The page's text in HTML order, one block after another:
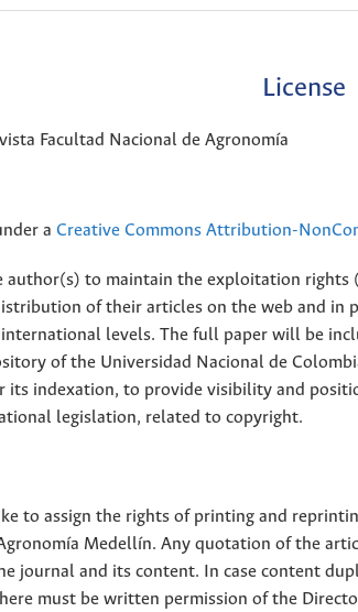
License
Facultad Nacional de Agronomía
a Creative Commons Attribution-
author(s) to maintain the exploitation
of their articles on the web and in
levels. The full paper will be
of the Universidad Nacional de
its indexation, to provide visibility and
legislation, related to copyright.
to assign the rights of printing and
Medellín. Any quotation of the
journal and its content. In case content
must be written permission of the